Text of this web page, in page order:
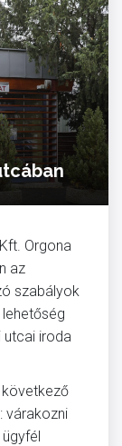
Orgona
az
szabályok
utcai iroda
várakozni